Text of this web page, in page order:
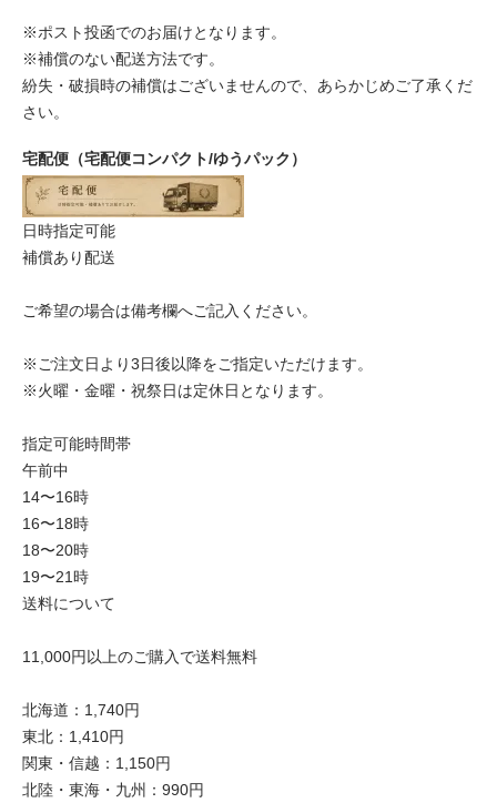
※ポスト投函でのお届けとなります。
※補償のない配送方法です。
紛失・破損時の補償はございませんので、あらかじめご了承くだ
さい。
宅配便（宅配便コンパクト/ゆうパック）
日時指定可能
補償あり配送
ご希望の場合は備考欄へご記入ください。
※ご注文日より3日後以降をご指定いただけます。
※火曜・金曜・祝祭日は定休日となります。
指定可能時間帯
午前中
14〜16時
16〜18時
18〜20時
19〜21時
送料について
11,000円以上のご購入で送料無料
北海道：1,740円
東北：1,410円
関東・信越：1,150円
北陸・東海・九州：990円